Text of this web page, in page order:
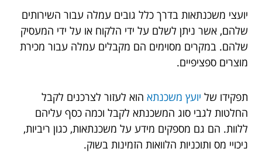
יועצי משכנתאות בדרך כלל גובים עמלה עבור השירותים
שלהם, אשר ניתן לשלם על ידי הלקוח או על ידי המעסיק
שלהם. במקרים מסוימים הם מקבלים עמלה עבור מכירת
מוצרים ספציפיים.
תפקידו של יועץ משכנתא הוא לעזור לצרכנים לקבל
החלטות לגבי סוג המשכנתא לקבל וכמה כסף עליהם
ללוות. הם גם מספקים מידע על משכנתאות, כגון ריביות,
ניכויי מס ותוכניות הלוואות הזמינות בשוק.